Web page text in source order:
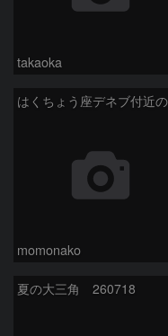
takaoka
momonako
夏の大三角 260718